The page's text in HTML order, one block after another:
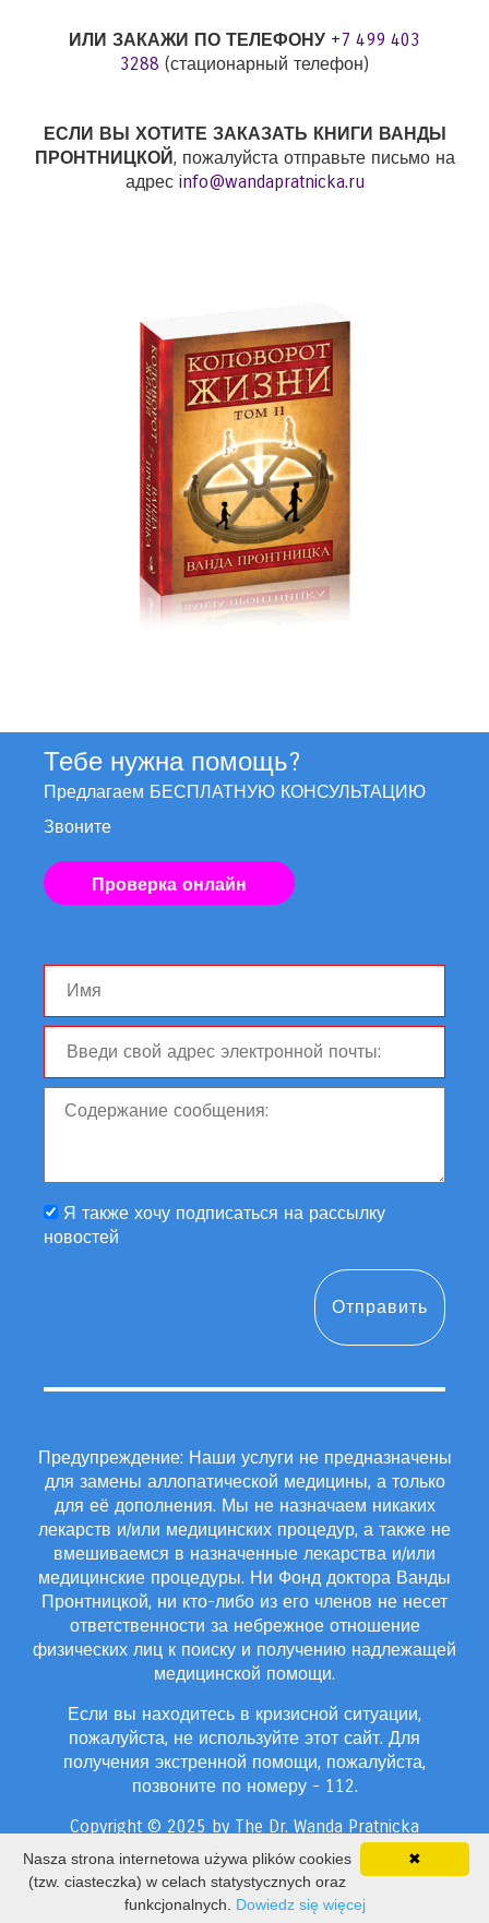
ИЛИ ЗАКАЖИ ПО ТЕЛЕФОНУ +7 499 403
3288 (стационарный телефон)
ЕСЛИ ВЫ ХОТИТЕ ЗАКАЗАТЬ КНИГИ ВАНДЫ
ПРОНТНИЦКОЙ, пожалуйста отправьте письмо на
адрес info@wandapratnicka.ru
Тебе нужна помощь?
Предлагаем БЕСПЛАТНУЮ КОНСУЛЬТАЦИЮ
Звоните
Проверка онлайн
Я также хочу подписаться на рассылку
новостей
Предупреждение: Наши услуги не предназначены
для замены аллопатической медицины, а только
для её дополнения. Мы не назначаем никаких
лекарств и/или медицинских процедур, а также не
вмешиваемся в назначенные лекарства и/или
медицинские процедуры. Ни Фонд доктора Ванды
Пронтницкой, ни кто-либо из его членов не несет
ответственности за небрежное отношение
физических лиц к поиску и получению надлежащей
медицинской помощи.
Если вы находитесь в кризисной ситуации,
пожалуйста, не используйте этот сайт. Для
получения экстренной помощи, пожалуйста,
позвоните по номеру - 112.
Copyright © 2025 by The Dr. Wanda Pratnicka
Foundation, All rights reserved
Политика конфиденциальности
✖
Nasza strona internetowa używa plików cookies
(tzw. ciasteczka) w celach statystycznych oraz
funkcjonalnych. Dowiedz się więcej